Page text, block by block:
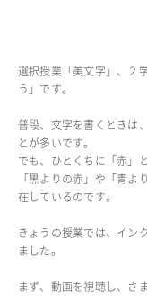
スクールライフ
1日の流れ
クラブ・同好会紹介
施設設備紹介
制服紹介
学友会
選択授業「美文字」、２
う」です。
普段、文字を書くときは
とが多いです。
でも、ひとくちに「赤」
「黒よりの赤」や「青
在しているのです。
きょうの授業では、イン
ました。
まず、動画を視聴し、さ